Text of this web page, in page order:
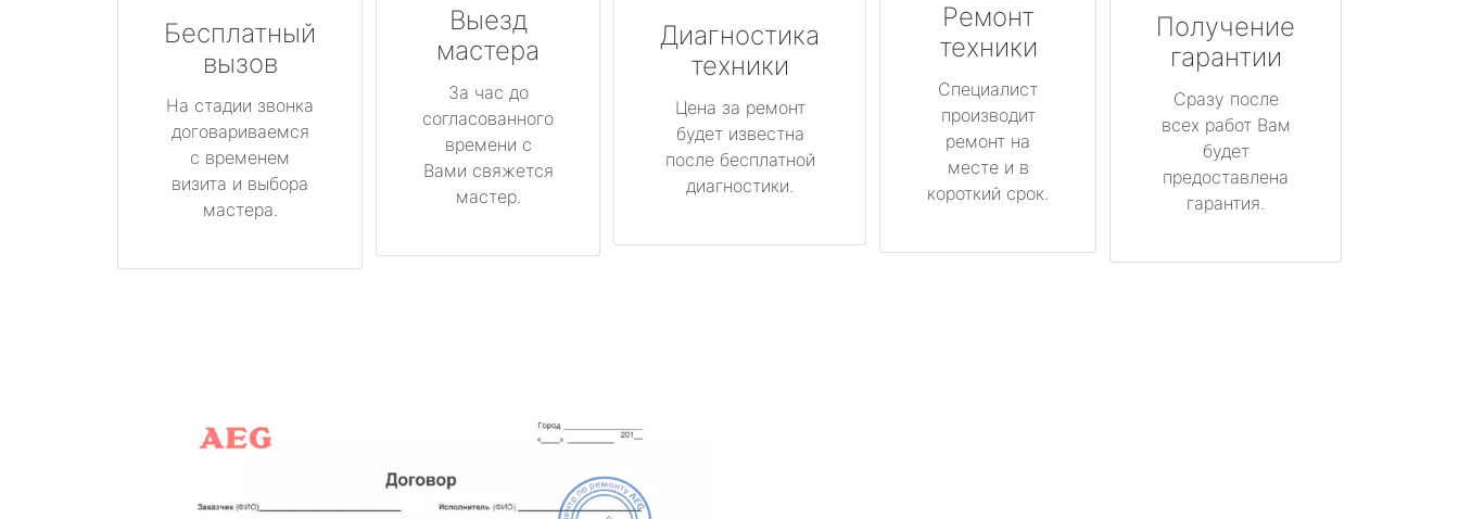
Бесплатный
вызов
На стадии звонка
договариваемся
с временем
визита и выбора
мастера.
Выезд
мастера
За час до
согласованного
времени с
Вами свяжется
мастер.
Диагностика
техники
Цена за ремонт
будет известна
после бесплатной
диагностики.
Ремонт
техники
Специалист
производит
ремонт на
месте и в
короткий срок.
Получение
гарантии
Сразу после
всех работ Вам
будет
предоставлена
гарантия.